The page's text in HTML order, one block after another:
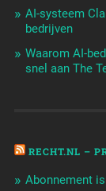
AI-systeem
bedrijven
Waarom AI-
snel aan The
RECHT.NL –
Abonnement